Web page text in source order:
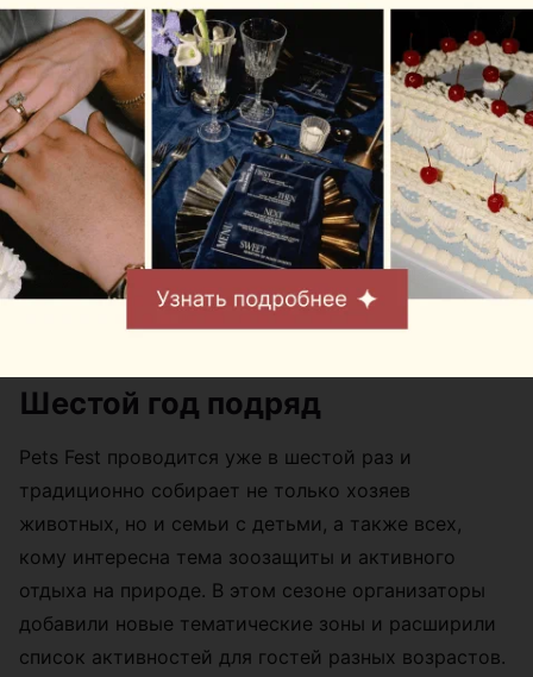
Шестой год подряд
Pets Fest проводится уже в шестой раз и
традиционно собирает не только хозяев
животных, но и семьи с детьми, а также всех,
кому интересна тема зоозащиты и активного
отдыха на природе. В этом сезоне организаторы
добавили новые тематические зоны и расширили
список активностей для гостей разных возрастов.